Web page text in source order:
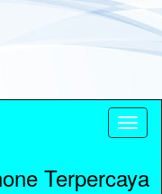
Terpercaya